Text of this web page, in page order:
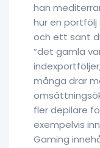
han
hur en
och ett sant
“det gamla
många drar
fler depilare
exempelvis
Gaming